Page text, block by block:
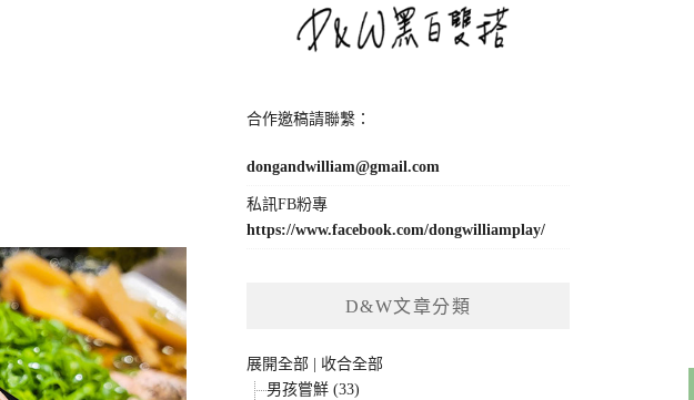
合作邀稿請聯繫：
dongandwilliam@gmail.com
私訊FB粉專
https://www.facebook.com/dongwilliamplay/
D&W文章分類
展開全部
收合全部
男孩嘗鮮 (33)